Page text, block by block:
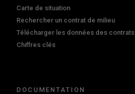
Carte de situation
Rechercher un contrat de milieu
Télécharger les données des
Chiffres clés
DOCUMENTATION